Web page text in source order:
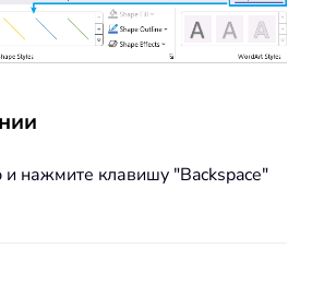
нажмите клавишу "Backspace"